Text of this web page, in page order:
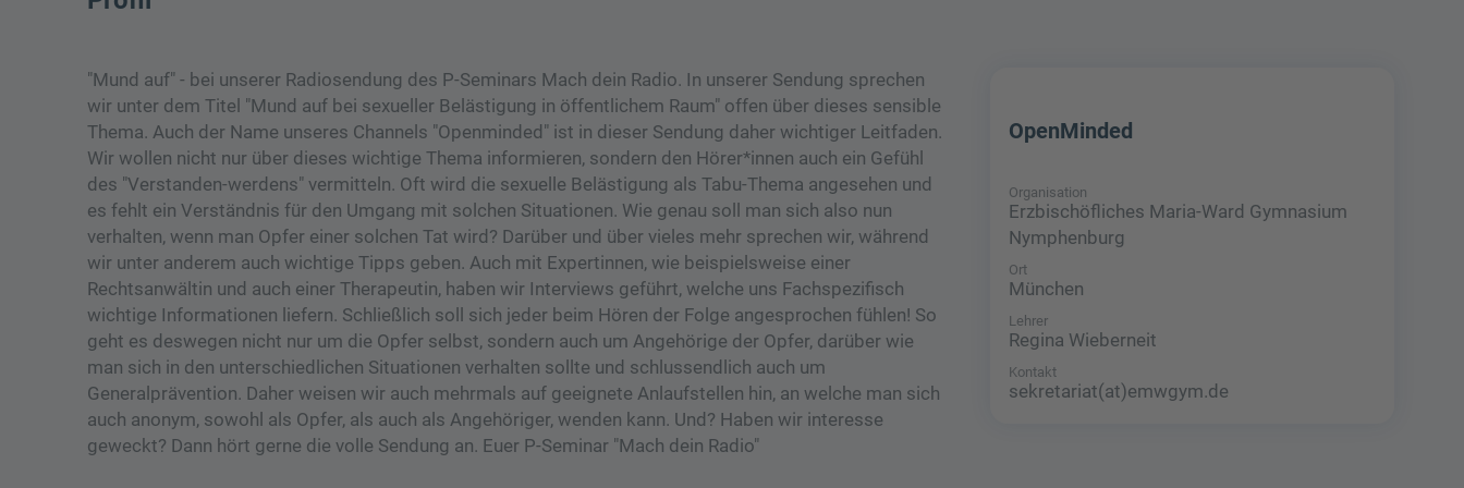
"Mund auf" - bei unserer Radiosendung des P-Seminars Mach dein Radio. In unserer Sendung sprechen
wir unter dem Titel "Mund auf bei sexueller Belästigung in öffentlichem Raum" offen über dieses sensible
Thema. Auch der Name unseres Channels "Openminded" ist in dieser Sendung daher wichtiger Leitfaden.
Wir wollen nicht nur über dieses wichtige Thema informieren, sondern den Hörer*innen auch ein Gefühl
des "Verstanden-werdens" vermitteln. Oft wird die sexuelle Belästigung als Tabu-Thema angesehen und
es fehlt ein Verständnis für den Umgang mit solchen Situationen. Wie genau soll man sich also nun
verhalten, wenn man Opfer einer solchen Tat wird? Darüber und über vieles mehr sprechen wir, während
wir unter anderem auch wichtige Tipps geben. Auch mit Expertinnen, wie beispielsweise einer
Rechtsanwältin und auch einer Therapeutin, haben wir Interviews geführt, welche uns Fachspezifisch
wichtige Informationen liefern. Schließlich soll sich jeder beim Hören der Folge angesprochen fühlen! So
geht es deswegen nicht nur um die Opfer selbst, sondern auch um Angehörige der Opfer, darüber wie
man sich in den unterschiedlichen Situationen verhalten sollte und schlussendlich auch um
Generalprävention. Daher weisen wir auch mehrmals auf geeignete Anlaufstellen hin, an welche man sich
auch anonym, sowohl als Opfer, als auch als Angehöriger, wenden kann. Und? Haben wir interesse
geweckt? Dann hört gerne die volle Sendung an. Euer P-Seminar "Mach dein Radio"
OpenMinded
Organisation
Erzbischöfliches Maria-Ward Gymnasium
Nymphenburg
Ort
München
Lehrer
Regina Wieberneit
Kontakt
sekretariat(at)emwgym.de